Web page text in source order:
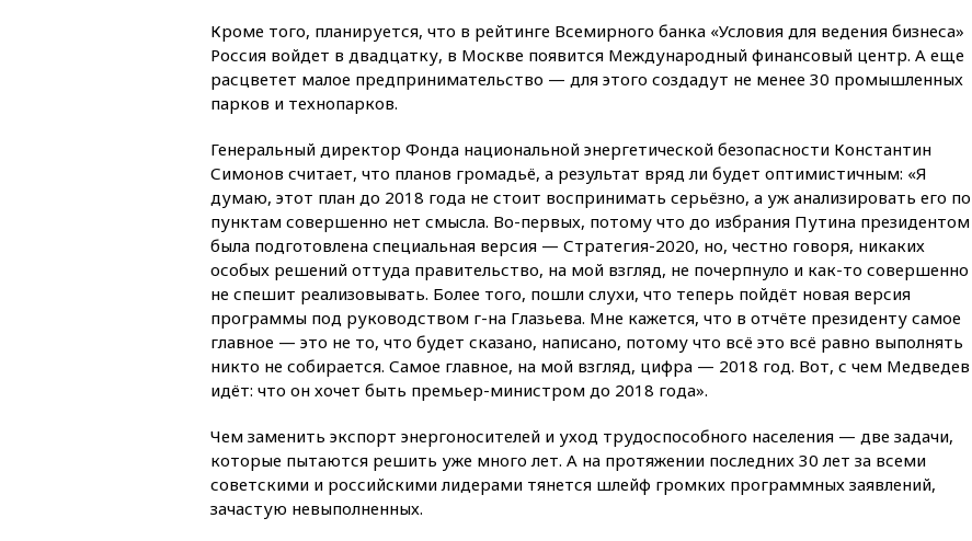
качество жилья в Нью-Йорке и
России
02:30Трамп попросил
отпустить его с круглого стола
01:35Мигрант погиб при
Сеуту на параплане
00:30FT: ЕС не готов принять в
блок Украину из-за уровня
коррупции
вчера, 23:35Лукашенко
объяснил экономическую
выгоду безвизового режима с
ЕС
Москве вернут утраченную
скульптуру балерины
вчера, 22:45
Кроме того, планируется, что в рейтинге Всемирного банка «Условия для ведения бизнеса»
Россия войдет в двадцатку, в Москве появится Международный финансовый центр. А еще
расцветет малое предпринимательство — для этого создадут не менее 30 промышленных
парков и технопарков.
Генеральный директор Фонда национальной энергетической безопасности Константин
Симонов считает, что планов громадьё, а результат вряд ли будет оптимистичным: «Я
думаю, этот план до 2018 года не стоит воспринимать серьёзно, а уж анализировать его по
пунктам совершенно нет смысла. Во-первых, потому что до избрания Путина президентом
была подготовлена специальная версия — Стратегия-2020, но, честно говоря, никаких
особых решений оттуда правительство, на мой взгляд, не почерпнуло и как-то совершенно
не спешит реализовывать. Более того, пошли слухи, что теперь пойдёт новая версия
программы под руководством г-на Глазьева. Мне кажется, что в отчёте президенту самое
главное — это не то, что будет сказано, написано, потому что всё это всё равно выполнять
никто не собирается. Самое главное, на мой взгляд, цифра — 2018 год. Вот, с чем Медведев
идёт: что он хочет быть премьер-министром до 2018 года».
Чем заменить экспорт энергоносителей и уход трудоспособного населения — две задачи,
которые пытаются решить уже много лет. А на протяжении последних 30 лет за всеми
советскими и российскими лидерами тянется шлейф громких программных заявлений,
зачастую невыполненных.